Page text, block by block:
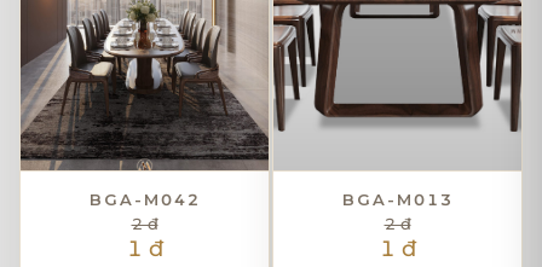
BGA-M042
2 đ
1 đ
BGA-M013
2 đ
1 đ